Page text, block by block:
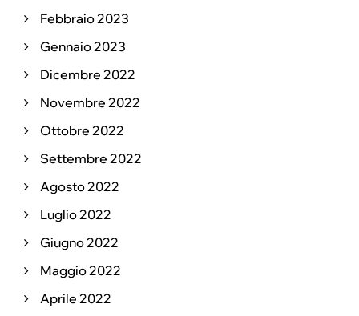
Febbraio 2023
Gennaio 2023
Dicembre 2022
Novembre 2022
Ottobre 2022
Settembre 2022
Agosto 2022
Luglio 2022
Giugno 2022
Maggio 2022
Aprile 2022